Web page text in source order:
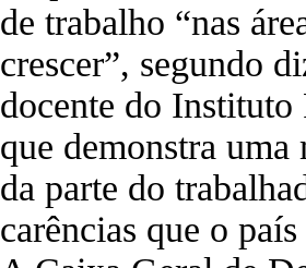
de trabalho “nas
crescer”, segundo
docente do
que demonstra
da parte do
carências que o